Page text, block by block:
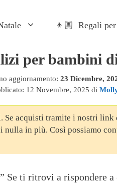
👦🏼 Regali
per bambini
aggiornamento: 23 Dicembre,
12 Novembre, 2025 di
acquisti tramite i nostri
nulla in più. Così possiamo
Se ti ritrovi a rispondere